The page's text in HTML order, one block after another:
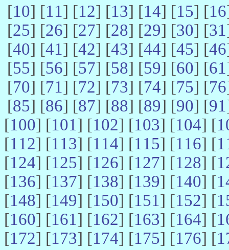
[10] [11] [12] [13] [14] [15] [16
[25] [26] [27] [28] [29] [30] [31
[40] [41] [42] [43] [44] [45] [46
[55] [56] [57] [58] [59] [60] [61
[70] [71] [72] [73] [74] [75] [76
[85] [86] [87] [88] [89] [90] [91
[100] [101] [102] [103] [104] [
[112] [113] [114] [115] [116] [
[124] [125] [126] [127] [128] [
[136] [137] [138] [139] [140] [
[148] [149] [150] [151] [152] [
[160] [161] [162] [163] [164] [
[172] [173] [174] [175] [176] [